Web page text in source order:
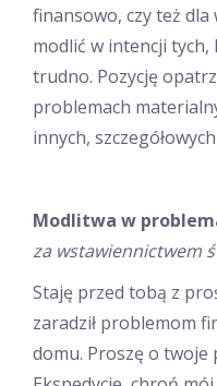
finansowo, czy też
modlić w intencji
trudno. Pozycję
problemach
innych,
Modlitwa w
za wstawiennictwem
Staję przed tobą z
zaradził problemom
domu. Proszę o twoje